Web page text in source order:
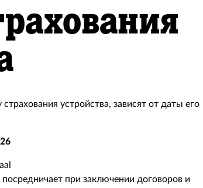
устройства, зависят от даты его
при заключении договоров и